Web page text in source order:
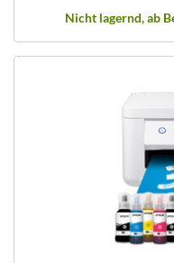
Nicht lagernd, ab